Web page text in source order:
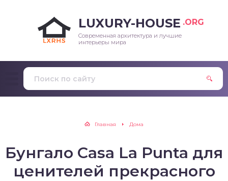
LUXURY-HOUSE .ORG
Современная архитектура и лучшие
интерьеры мира
Главная Дома
Бунгало Casa La Punta для
ценителей прекрасного